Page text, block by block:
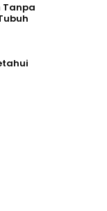
Tanpa